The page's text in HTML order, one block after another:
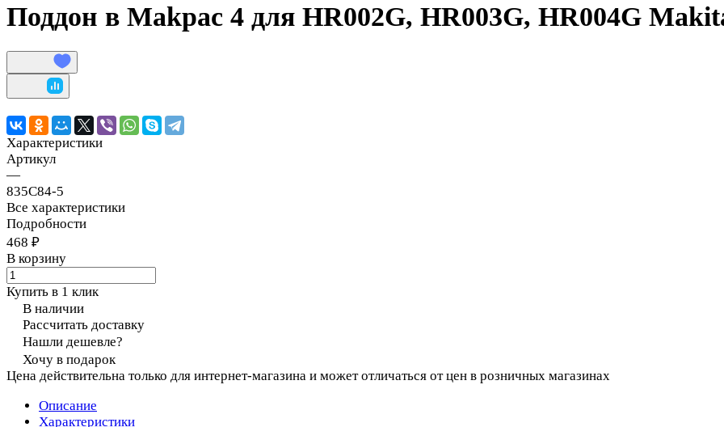
Поддон в Makpac 4 для HR002G, HR003G, HR004G
Характеристики
Артикул
—
835C84-5
Все характеристики
Подробности
468 ₽
В корзину
Купить в 1 клик
В наличии
Рассчитать доставку
Нашли дешевле?
Хочу в подарок
Цена действительна только для интернет-магазина и может отличаться от цен в розничных магазинах
Описание
Характеристики